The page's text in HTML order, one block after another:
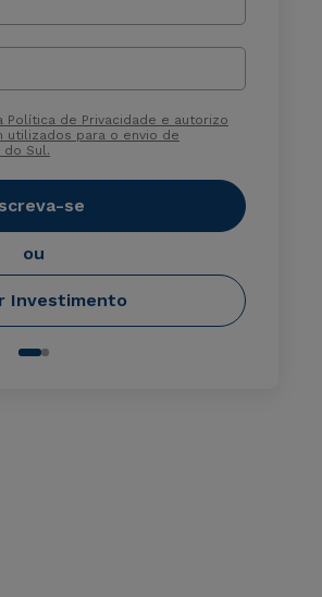
Política de Privacidade e autorizo
utilizados para o envio de
Sul.
se
ou
Investimento